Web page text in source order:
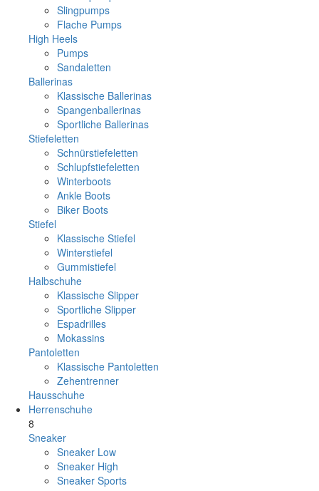
Slingpumps
Flache Pumps
High Heels
Pumps
Sandaletten
Ballerinas
Klassische Ballerinas
Spangenballerinas
Sportliche Ballerinas
Stiefeletten
Schnürstiefeletten
Schlupfstiefeletten
Winterboots
Ankle Boots
Biker Boots
Stiefel
Klassische Stiefel
Winterstiefel
Gummistiefel
Halbschuhe
Klassische Slipper
Sportliche Slipper
Espadrilles
Mokassins
Pantoletten
Klassische Pantoletten
Zehentrenner
Hausschuhe
Herrenschuhe
8
Sneaker
Sneaker Low
Sneaker High
Sneaker Sports